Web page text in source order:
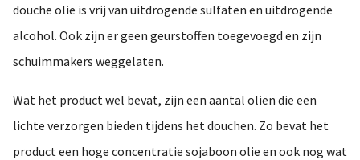
douche olie is vrij van uitdrogende sulfaten en uitdrogende
alcohol. Ook zijn er geen geurstoffen toegevoegd en zijn
schuimmakers weggelaten.
Wat het product wel bevat, zijn een aantal oliën die een
lichte verzorgen bieden tijdens het douchen. Zo bevat het
product een hoge concentratie sojaboon olie en ook nog wat